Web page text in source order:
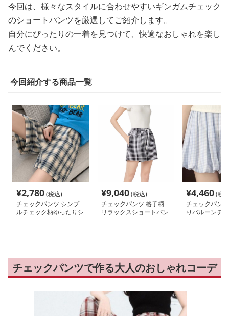
今回は、様々なスタイルに合わせやすいギンガムチェック
のショートパンツを厳選してご紹介します。
自分にぴったりの一着を見つけて、快適なおしゃれを楽し
んでください。
今回紹介する商品一覧
¥2,780(税込)
チェックパンツ シンプ
ルチェック柄ゆったりシ
¥9,040(税込)
チェックパンツ 格子柄
リラックスショートパン
¥4,460(税
チェックパン
りバルーンチ
チェックパンツで作る大人のおしゃれコーデ